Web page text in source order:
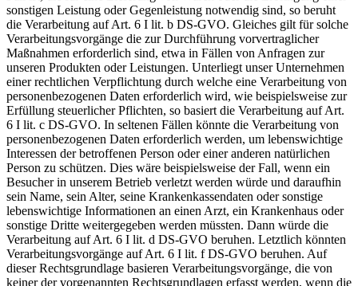
sonstigen Leistung oder Gegenleistung notwendig sind, so beruht
die Verarbeitung auf Art. 6 I lit. b DS-GVO. Gleiches gilt für solche
Verarbeitungsvorgänge die zur Durchführung vorvertraglicher
Maßnahmen erforderlich sind, etwa in Fällen von Anfragen zur
unseren Produkten oder Leistungen. Unterliegt unser Unternehmen
einer rechtlichen Verpflichtung durch welche eine Verarbeitung von
personenbezogenen Daten erforderlich wird, wie beispielsweise zur
Erfüllung steuerlicher Pflichten, so basiert die Verarbeitung auf Art.
6 I lit. c DS-GVO. In seltenen Fällen könnte die Verarbeitung von
personenbezogenen Daten erforderlich werden, um lebenswichtige
Interessen der betroffenen Person oder einer anderen natürlichen
Person zu schützen. Dies wäre beispielsweise der Fall, wenn ein
Besucher in unserem Betrieb verletzt werden würde und daraufhin
sein Name, sein Alter, seine Krankenkassendaten oder sonstige
lebenswichtige Informationen an einen Arzt, ein Krankenhaus oder
sonstige Dritte weitergegeben werden müssten. Dann würde die
Verarbeitung auf Art. 6 I lit. d DS-GVO beruhen. Letztlich könnten
Verarbeitungsvorgänge auf Art. 6 I lit. f DS-GVO beruhen. Auf
dieser Rechtsgrundlage basieren Verarbeitungsvorgänge, die von
keiner der vorgenannten Rechtsgrundlagen erfasst werden, wenn die